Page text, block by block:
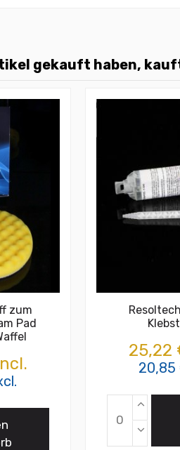
gekauft haben,
zum
Pad
25,22
20,85